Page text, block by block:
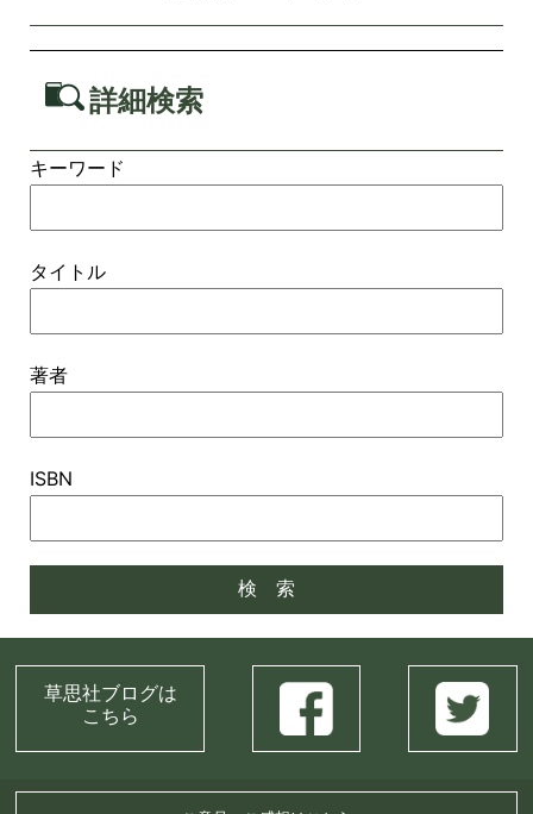
詳細検索
キーワード
タイトル
著者
ISBN
草思社ブログは
こちら